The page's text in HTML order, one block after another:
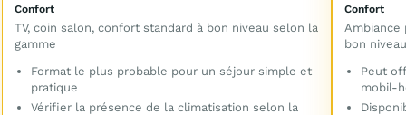
Confort
TV, coin salon, confort standard à bon niveau selon la
gamme
Format le plus probable pour un séjour simple et
pratique
Vérifier la présence de la climatisation selon la
Confort
Ambiance
bon niveau
Peut
mobil-